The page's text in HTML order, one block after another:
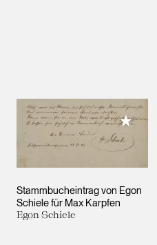
Stammbucheintrag von Egon
Schiele für Max Karpfen
Egon Schiele